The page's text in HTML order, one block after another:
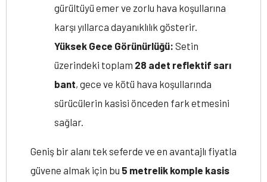
gürültüyü emer ve zorlu hava koşullarına
karşı yıllarca dayanıklılık gösterir.
Yüksek Gece Görünürlüğü: Setin
üzerindeki toplam 28 adet reflektif sarı
bant, gece ve kötü hava koşullarında
sürücülerin kasisi önceden fark etmesini
sağlar.
Geniş bir alanı tek seferde ve en avantajlı fiyatla
güvene almak için bu 5 metrelik komple kasis